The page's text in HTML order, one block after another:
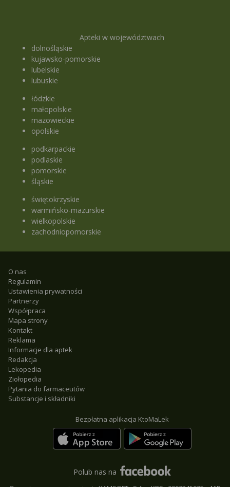
Apteki w województwach
dolnośląskie
kujawsko-pomorskie
lubelskie
lubuskie
łódzkie
małopolskie
mazowieckie
opolskie
podkarpackie
podlaskie
pomorskie
śląskie
świętokrzyskie
warmińsko-mazurskie
wielkopolskie
zachodniopomorskie
O nas
Regulamin
Ustawienia prywatności
Partnerzy
Współpraca
Mapa strony
Kontakt
Reklama
Informacje dla aptek
Redakcja
Lekopedia
Ziołopedia
Pytania do farmaceutów
Substancje i składniki
Bezpłatna aplikacja KtoMaLek
Polub nas na